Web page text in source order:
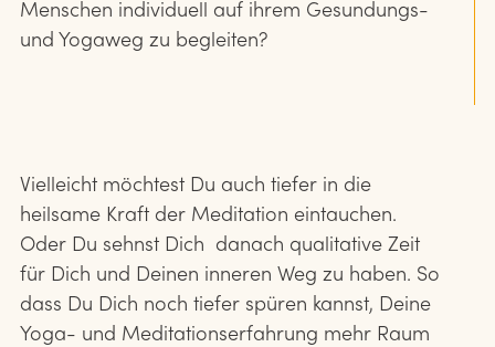
Menschen individuell auf ihrem Gesundungs-
und Yogaweg zu begleiten?
Vielleicht möchtest Du auch tiefer in die
heilsame Kraft der Meditation eintauchen.
Oder Du sehnst Dich danach qualitative Zeit
für Dich und Deinen inneren Weg zu haben. So
dass Du Dich noch tiefer spüren kannst, Deine
Yoga- und Meditationserfahrung mehr Raum